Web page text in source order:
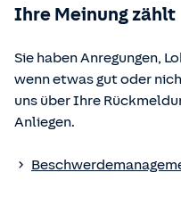
§ 34f Gewerbeordnung
(VVG)
§ 48b
Verordnung über die
Ihre Meinung zählt
Sie haben Anregungen,
wenn etwas gut oder
uns über Ihre
Anliegen.